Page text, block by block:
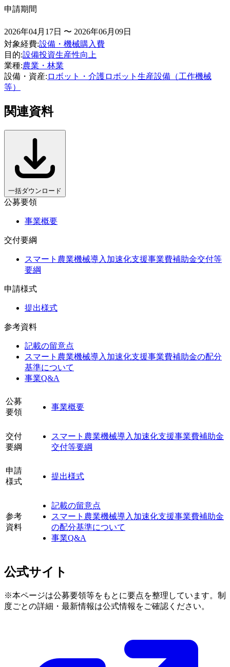
申請期間
2026年04月17日 〜 2026年06月09日
対象経費:設備・機械購入費
目的:設備投資生産性向上
業種:農業・林業
設備・資産: ロボット・介護ロボット 生産設備（工作機械
等）
関連資料
一括ダウンロード
公募要領
事業概要
交付要綱
スマート農業機械導入加速化支援事業費補助金交付等
要綱
申請様式
提出様式
参考資料
記載の留意点
スマート農業機械導入加速化支援事業費補助金の配分
基準について
事業Q&A
公募
要領
事業概要
交付
要綱
スマート農業機械導入加速化支援事業費補助金
交付等要綱
申請
様式
提出様式
参考
資料
記載の留意点
スマート農業機械導入加速化支援事業費補助金
の配分基準について
事業Q&A
公式サイト
※本ページは公募要領等をもとに要点を整理しています。制
度ごとの詳細・最新情報は公式情報をご確認ください。